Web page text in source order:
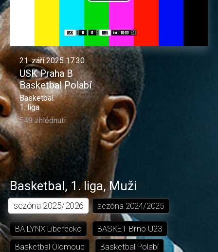
21. září 2025 17:30
USK Praha B
Basketbal Polabí
Basketbal
1. liga
549 zhlédnutí
Basketbal, 1. liga,Muži
sezóna 2025/2026 sezóna 2024/2025
BA LYNX Liberecko
BASKET Brno U23
Basketbal Olomouc
Basketbal Polabí